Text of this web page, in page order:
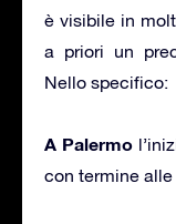
è visibile in
a priori un
Nello specifico:
A Palermo
con termine alle